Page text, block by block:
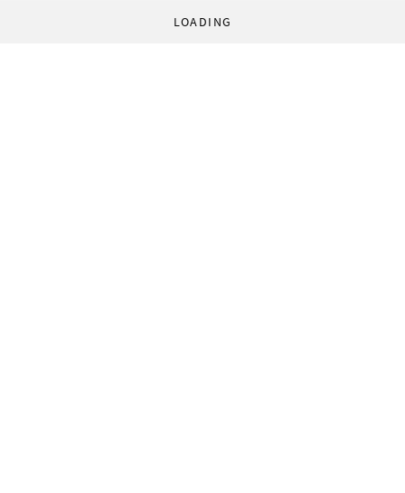
LOADING